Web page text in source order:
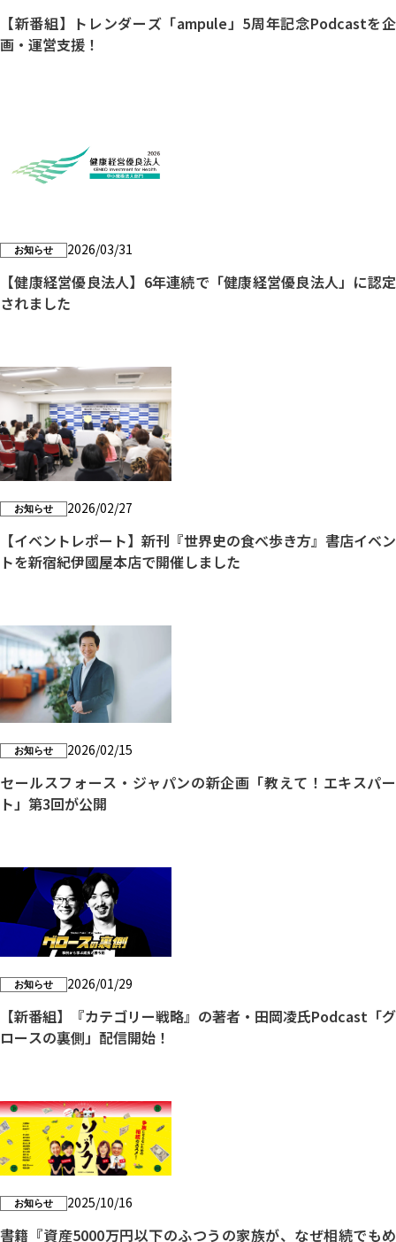
【新番組】トレンダーズ「ampule」5周年記念Podcastを企
画・運営支援！
お知らせ 2026/03/31
【健康経営優良法人】6年連続で「健康経営優良法人」に認定
されました
お知らせ 2026/02/27
【イベントレポート】新刊『世界史の食べ歩き方』書店イベン
トを新宿紀伊國屋本店で開催しました
お知らせ 2026/02/15
セールスフォース・ジャパンの新企画「教えて！エキスパー
ト」第3回が公開
お知らせ 2026/01/29
【新番組】『カテゴリー戦略』の著者・田岡凌氏Podcast「グ
ロースの裏側」配信開始！
お知らせ 2025/10/16
書籍『資産5000万円以下のふつうの家族が、なぜ相続でもめ